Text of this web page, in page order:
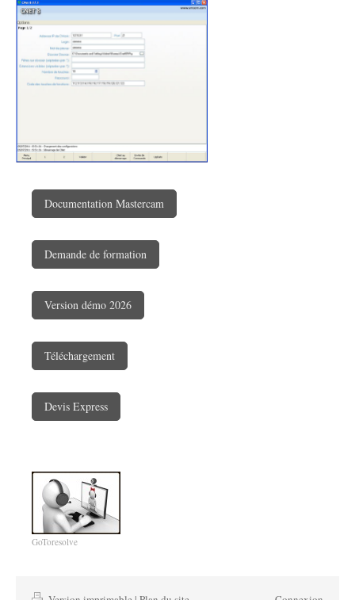
Documentation Mastercam
Demande de formation
Version démo 2026
Téléchargement
Devis Express
GoToresolve